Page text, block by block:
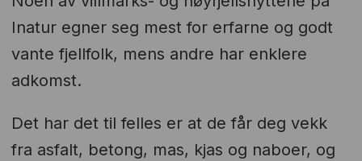
Inatur egner seg mest for erfarne og godt
vante fjellfolk, mens andre har enklere
adkomst.
Det har det til felles er at de får deg vekk
fra asfalt, betong, mas, kjas og naboer, og